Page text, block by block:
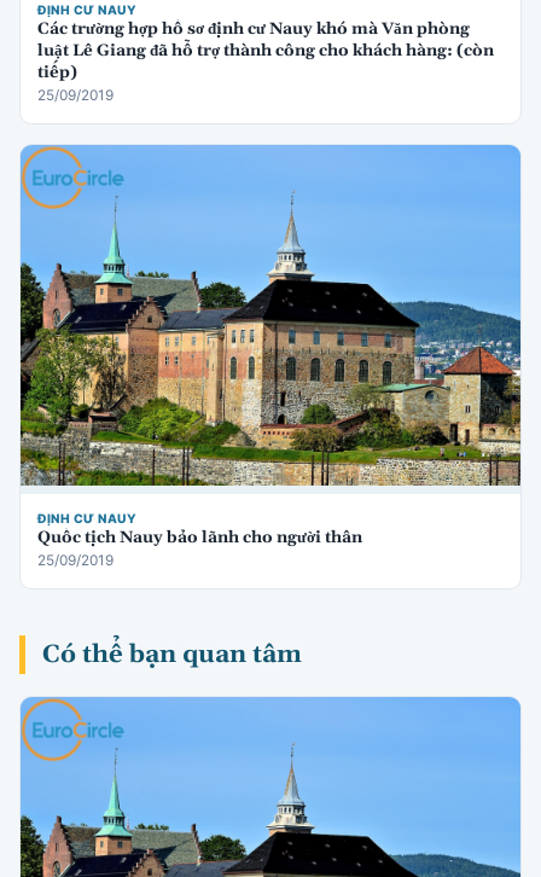
ĐỊNH CƯ NAUY
Các trường hợp hồ sơ định cư Nauy khó mà Văn phòng
luật Lê Giang đã hỗ trợ thành công cho khách hàng: (còn
tiếp)
25/09/2019
ĐỊNH CƯ NAUY
Quốc tịch Nauy bảo lãnh cho người thân
25/09/2019
Có thể bạn quan tâm